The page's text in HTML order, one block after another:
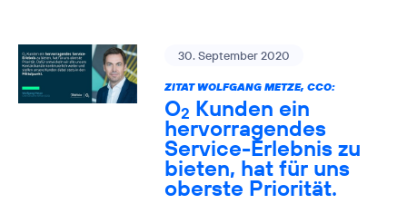
30. September 2020
ZITAT WOLFGANG METZE, CCO:
O2 Kunden ein
hervorragendes
Service-Erlebnis zu
bieten, hat für uns
oberste Priorität.